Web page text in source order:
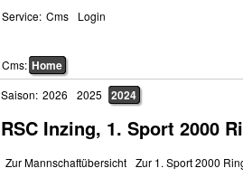
Cms: Home
Service: Cms Login
Saison: 2026 2025 2024
RSC Inzing, 1. Sport 2000
Zur Mannschaftübersicht Zur 1. Sport 2000